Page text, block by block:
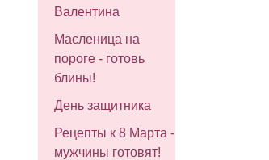
Валентина
Масленица на
пороге - готовь
блины!
День защитника
Рецепты к 8 Марта -
мужчины готовят!